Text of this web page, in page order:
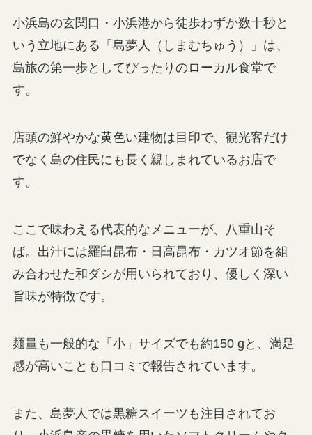
小浜島の玄関口・小浜港から徒歩わずか数十秒と
いう立地にある「島夢人（しまむちゅう）」は、
島旅の第一歩としてぴったりのローカル食堂で
す。
店頭の鮮やかな黄色い建物は目印で、観光客だけ
でなく島の住民にも長く親しまれているお店で
す。
ここで味わえる代表的なメニューが、八重山そ
ば。出汁には羅臼昆布・日高昆布・カツオ節を組
み合わせた和ダシが用いられており、優しく深い
旨味が特徴です。
麺量も一般的な「小」サイズでも約150 gと、満足
感が高いことも口コミで報告されています。
また、島夢人では黒糖スイーツも注目されてお